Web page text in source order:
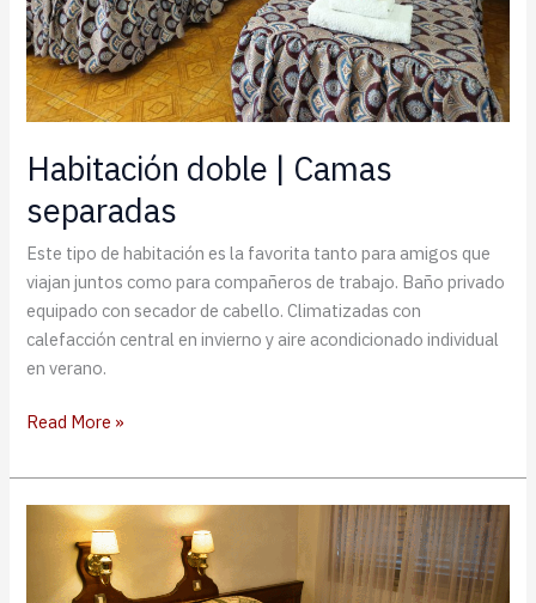
Habitación doble | Camas
separadas
Este tipo de habitación es la favorita tanto para amigos que
viajan juntos como para compañeros de trabajo. Baño privado
equipado con secador de cabello. Climatizadas con
calefacción central en invierno y aire acondicionado individual
en verano.
Habitación
|
Camas
separadas
Read More »